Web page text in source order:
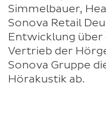
Simmelbauer,
Sonova Retail
Entwicklung über
Vertrieb der
Sonova Gruppe
Hörakustik ab.